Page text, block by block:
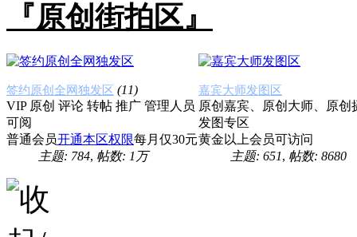
『原创街拍区』
签约原创全网独发区 (11)
VIP 原创 评论 转帖 推广 管理人员
可阅
普通会员开通本区权限每月仅30元
主题: 784, 帖数: 1万
嘉宾大师发图区
原创嘉宾、原创大师、原创
发图专区
黄金以上会员可访问
主题: 651, 帖数: 8680